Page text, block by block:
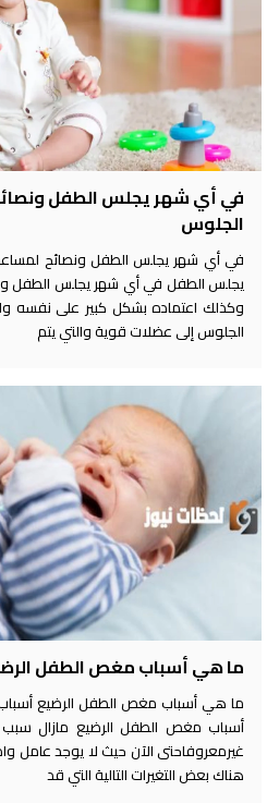
في أي شهر يجلس الطفل
الجلوس
في أي شهر يجلس الطفل ونصائح
يجلس الطفل في أي شهر يجلس الطفل
وكذلك اعتماده بشكل كبير على نفسه
الجلوس إلى عضلات قوية والتي يتم
ما هي أسباب مغص الطفل
ما هي أسباب مغص الطفل الرضيع
أسباب مغص الطفل الرضيع مازال
غيرمعروفاحتى الآن حيث لا يوجد عامل
هناك بعض التغيرات التالية التي قد